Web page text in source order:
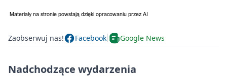
Zaobserwuj nas! Facebook Google News
Nadchodzące wydarzenia